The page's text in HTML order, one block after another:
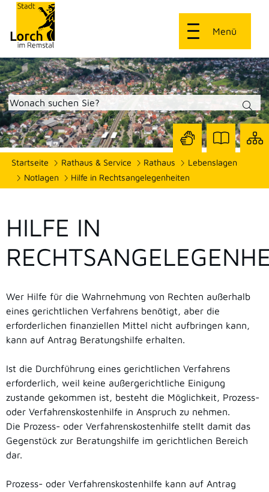
Menü
Startseite Rathaus & Service Rathaus
Lebenslagen
Notlagen
Hilfe in Rechtsangelegenheiten
Seite
Seite
mit
HILFE IN
Wer Hilfe für die Wahrnehmung von Rechten außerhalb
eines gerichtlichen Verfahrens benötigt, aber die
erforderlichen finanziellen Mittel nicht aufbringen kann,
kann auf Antrag Beratungshilfe erhalten.
Ist die Durchführung eines gerichtlichen Verfahrens
erforderlich, weil keine außergerichtliche Einigung
zustande gekommen ist, besteht die Möglichkeit, Prozess-
oder Verfahrenskostenhilfe in Anspruch zu nehmen.
Die Prozess- oder Verfahrenskostenhilfe stellt damit das
Gegenstück zur Beratungshilfe im gerichtlichen Bereich
dar.
Prozess- oder Verfahrenskostenhilfe kann auf Antrag